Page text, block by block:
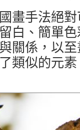
畫手法絕
白、簡單
關係，以
類似的元